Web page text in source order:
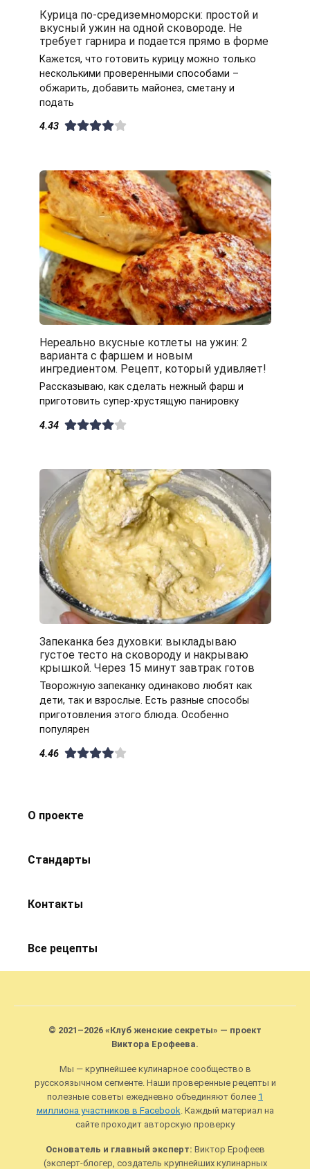
Курица по-средиземноморски: простой и
вкусный ужин на одной сковороде. Не
требует гарнира и подается прямо в форме
Кажется, что готовить курицу можно только
несколькими проверенными способами –
обжарить, добавить майонез, сметану и
подать
4.43
Нереально вкусные котлеты на ужин: 2
варианта с фаршем и новым
ингредиентом. Рецепт, который удивляет!
Рассказываю, как сделать нежный фарш и
приготовить супер-хрустящую панировку
4.34
Запеканка без духовки: выкладываю
густое тесто на сковороду и накрываю
крышкой. Через 15 минут завтрак готов
Творожную запеканку одинаково любят как
дети, так и взрослые. Есть разные способы
приготовления этого блюда. Особенно
популярен
4.46
О проекте
Стандарты
Контакты
Все рецепты
© 2021–2026 «Клуб женские секреты» — проект
Виктора Ерофеева.
Мы — крупнейшее кулинарное сообщество в
русскоязычном сегменте. Наши проверенные рецепты и
полезные советы ежедневно объединяют более 1
миллиона участников в Facebook . Каждый материал на
сайте проходит авторскую проверку
Основатель и главный эксперт: Виктор Ерофеев
(эксперт-блогер, создатель крупнейших кулинарных